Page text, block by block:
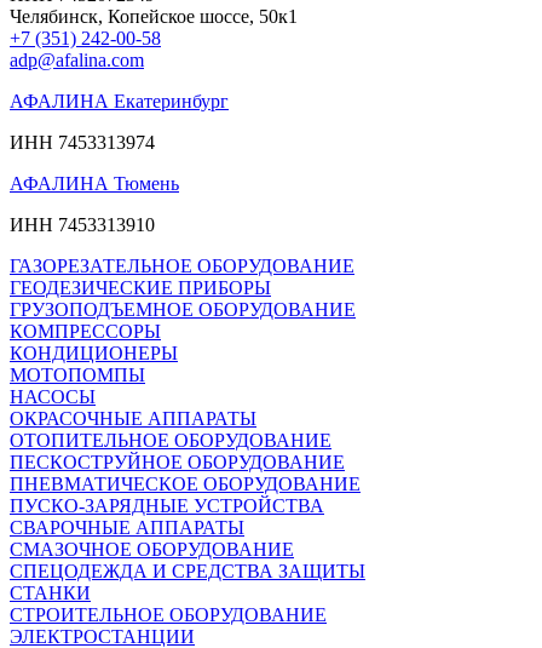
Челябинск, Копейское шоссе, 50к1
+7 (351) 242-00-58
adp@afalina.com
АФАЛИНА Екатеринбург
ИНН 7453313974
АФАЛИНА Тюмень
ИНН 7453313910
ГАЗОРЕЗАТЕЛЬНОЕ ОБОРУДОВАНИЕ
ГЕОДЕЗИЧЕСКИЕ ПРИБОРЫ
ГРУЗОПОДЪЕМНОЕ ОБОРУДОВАНИЕ
КОМПРЕССОРЫ
КОНДИЦИОНЕРЫ
МОТОПОМПЫ
НАСОСЫ
ОКРАСОЧНЫЕ АППАРАТЫ
ОТОПИТЕЛЬНОЕ ОБОРУДОВАНИЕ
ПЕСКОСТРУЙНОЕ ОБОРУДОВАНИЕ
ПНЕВМАТИЧЕСКОЕ ОБОРУДОВАНИЕ
ПУСКО-ЗАРЯДНЫЕ УСТРОЙСТВА
СВАРОЧНЫЕ АППАРАТЫ
СМАЗОЧНОЕ ОБОРУДОВАНИЕ
СПЕЦОДЕЖДА И СРЕДСТВА ЗАЩИТЫ
СТАНКИ
СТРОИТЕЛЬНОЕ ОБОРУДОВАНИЕ
ЭЛЕКТРОСТАНЦИИ